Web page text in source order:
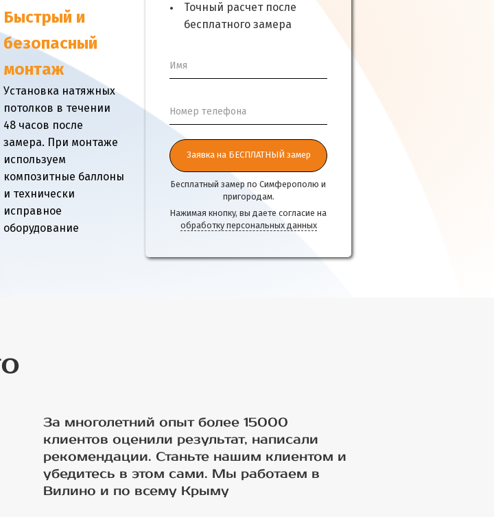
Быстрый и
безопасный
монтаж
Установка натяжных
потолков в течении
48 часов после
замера. При монтаже
используем
композитные баллоны
и технически
исправное
оборудование
Точный расчет после
бесплатного замера
Имя
Номер телефона
Заявка на БЕСПЛАТНЫЙ замер
Бесплатный замер по Симферополю и
пригородам.
Нажимая кнопку, вы даете согласие на
обработку персональных данных
За многолетний опыт более 15000
клиентов оценили результат, написали
рекомендации. Станьте нашим клиентом и
убедитесь в этом сами. Мы работаем в
Вилино и по всему Крыму